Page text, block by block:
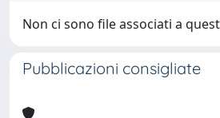
Non ci sono file associati a
Pubblicazioni consigliate